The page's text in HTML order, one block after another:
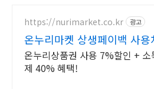
https://nurimarket.co.kr 광고
온누리마켓 상생페이백 사용
온누리상품권 사용 7%할인 + 소
제 40% 혜택!